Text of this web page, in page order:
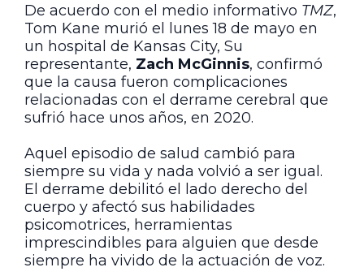
De acuerdo con el medio informativo TMZ,
Tom Kane murió el lunes 18 de mayo en
un hospital de Kansas City, Su
representante, Zach McGinnis, confirmó
que la causa fueron complicaciones
relacionadas con el derrame cerebral que
sufrió hace unos años, en 2020.
Aquel episodio de salud cambió para
siempre su vida y nada volvió a ser igual.
El derrame debilitó el lado derecho del
cuerpo y afectó sus habilidades
psicomotrices, herramientas
imprescindibles para alguien que desde
siempre ha vivido de la actuación de voz.